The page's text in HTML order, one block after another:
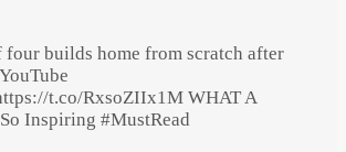
builds home from scratch after
t.co/RxsoZIIx1M WHAT A
Inspiring #MustRead